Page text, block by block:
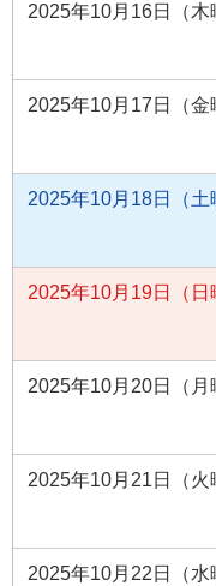
2025年10月16日（木
2025年10月17日（金
2025年10月18日（土
2025年10月19日（日
2025年10月20日（月
2025年10月21日（火
2025年10月22日（水